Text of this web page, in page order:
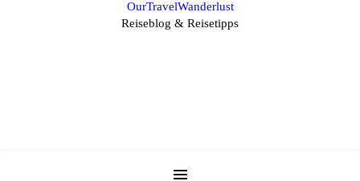
OurTravelWanderlust
Reiseblog & Reisetipps